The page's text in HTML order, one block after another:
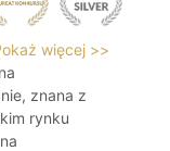
więcej >>
znana z
rynku